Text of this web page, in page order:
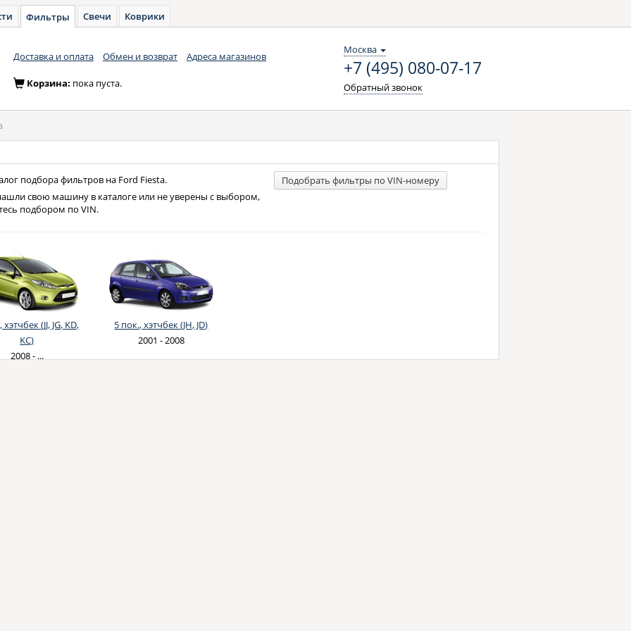
Фильтры Свечи Коврики
Доставка и оплата Обмен и возврат Адреса магазинов
Москва
+7 (495) 080-07-17
Обратный звонок
Корзина: пока пуста.
подбора фильтров на Ford Fiesta.
свою машину в каталоге или не уверены с выбором,
подбором по VIN.
Подобрать фильтры по VIN-номеру
(JJ, JG, KD,
KC)
2008 - ...
5 пок., хэтчбек (JH, JD)
2001 - 2008